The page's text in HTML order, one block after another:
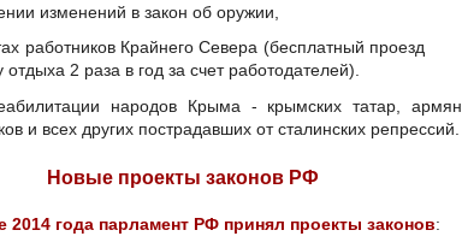
изменений в закон об оружии,
работников Крайнего Севера (бесплатный проезд
отдыха 2 раза в год за счет работодателей).
народов Крыма - крымских татар, армян,
и всех других пострадавших от сталинских репрессий.
Новые проекты законов РФ
2014 года парламент РФ принял проекты законов: